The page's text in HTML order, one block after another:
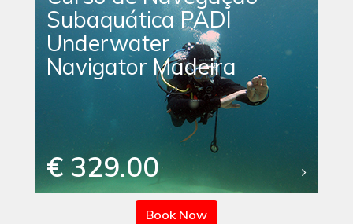
Subaquática PADI
Underwater
Navigator Madeira
€ 329.00
Book Now